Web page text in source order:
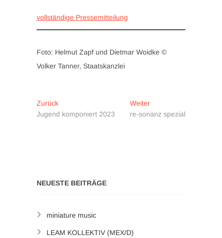
vollständige Pressemitteilung
Foto: Helmut Zapf und Dietmar Woidke ©
Volker Tanner, Staatskanzlei
Beitragsnavigation
ZurückVorheriger
Beitrag:
Jugend komponiert 2023
WeiterNächster
Beitrag:
re-sonanz spezial
NEUESTE BEITRÄGE
miniature music
LEAM KOLLEKTIV (MEX/D)